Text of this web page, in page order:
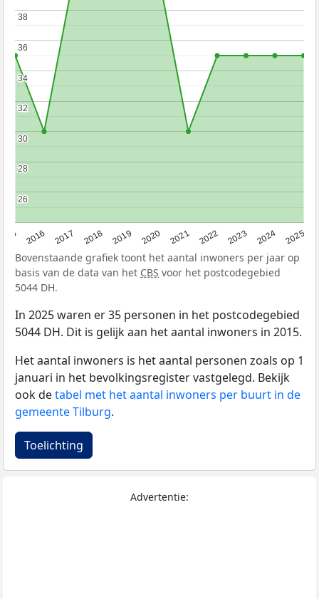
2016 2017 2018 2019 2020 2021 2022 2023 2024 2025
26
26
28
28
30
30
32
32
34
34
36
36
38
38
Bovenstaande grafiek toont het aantal inwoners per jaar op
basis van de data van het CBS voor het postcodegebied
5044 DH.
In 2025 waren er 35 personen in het postcodegebied
5044 DH. Dit is gelijk aan het aantal inwoners in 2015.
Het aantal inwoners is het aantal personen zoals op 1
januari in het bevolkingsregister vastgelegd. Bekijk
ook detabel met het aantal inwoners per buurt in de
gemeente Tilburg.
Toelichting
Advertentie: